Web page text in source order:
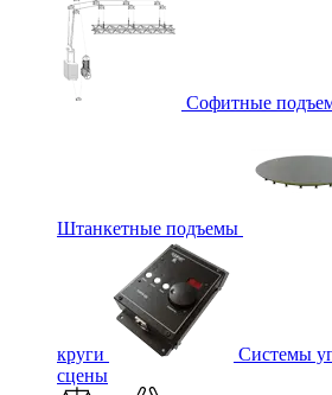
Софитные
Штанкетные подъемы
круги
Системы
сцены